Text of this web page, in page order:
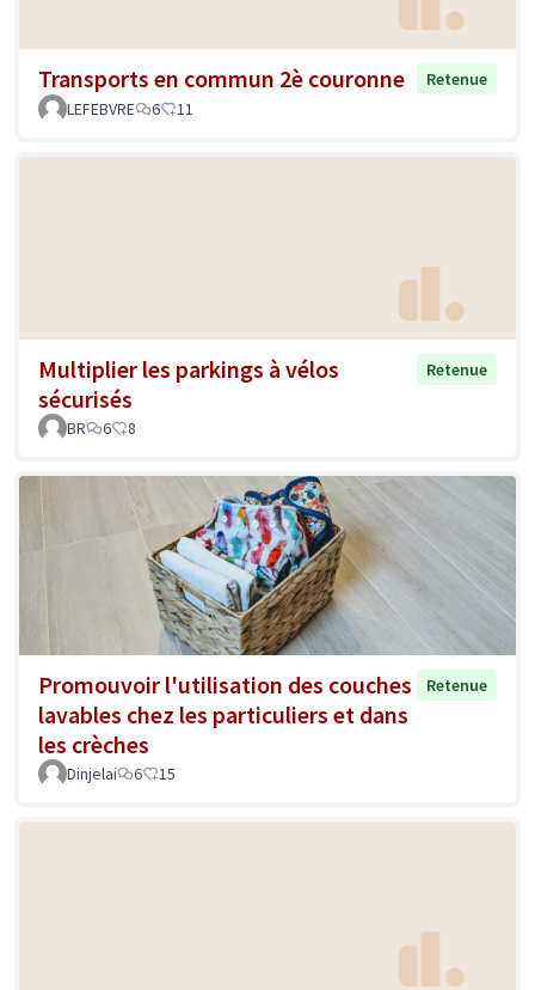
Transports en commun 2è couronne
Retenue
LEFEBVRE
6 11
Multiplier les parkings à vélos
sécurisés
Retenue
BR 6 8
Promouvoir l'utilisation des couches
lavables chez les particuliers et dans
les crèches
Retenue
Dinjelai 6 15